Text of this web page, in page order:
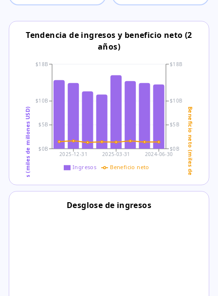
Tendencia de ingresos y beneficio neto (2
años)
2025-12-31 2025-03-31 2024-06-30
$0B
$5B
$10B
$18B
Ingresos (miles de millones USD) $0B
$5B
$10B
$18B
Beneficio neto (miles de millones USD)
Ingresos Beneficio neto
Desglose de ingresos